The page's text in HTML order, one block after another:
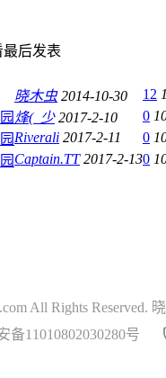
最后发表
晓木虫 2014-10-30 12
烽(_少 2017-2-10 0
Riverali 2017-2-11 0
Captain.TT 2017-2-130
All Rights Reserved.
备11010802030280号